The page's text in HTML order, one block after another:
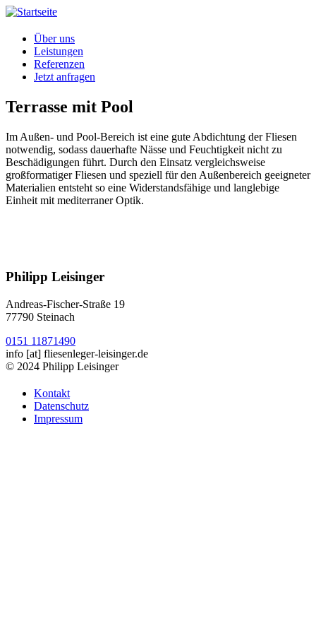
Direkt
Inhalt
Über uns
Leistungen
Referenzen
Jetzt anfragen
Terrasse mit Pool
Im Außen- und Pool-Bereich ist eine gute Abdichtung der Fliesen
notwendig, sodass dauerhafte Nässe und Feuchtigkeit nicht zu
Beschädigungen führt. Durch den Einsatz vergleichsweise
großformatiger Fliesen und speziell für den Außenbereich geeigneter
Materialien entsteht so eine Widerstandsfähige und langlebige
Einheit mit mediterraner Optik.
Philipp Leisinger
Andreas-Fischer-Straße 19
77790 Steinach
0151 11871490
info [at] fliesenleger-leisinger.de
© 2024 Philipp Leisinger
Kontakt
Datenschutz
Impressum